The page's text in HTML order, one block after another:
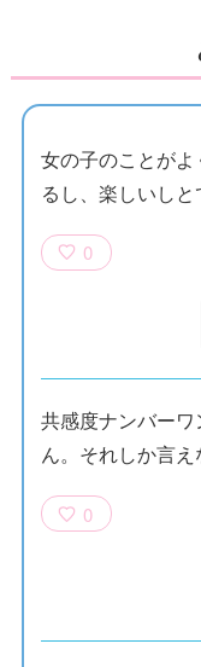
女の子のことが
るし、楽しいしと
0
共感度ナンバー
ん。それしか言え
0